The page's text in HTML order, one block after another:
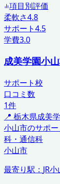
項目別評価
柔軟さ4.8
サポート4.5
学費3.0
成美学園小
サポート校
口コミ数
1件
📍 栃木県成美
小山市のサポ
科・通信科
小山市
最寄り駅： JR